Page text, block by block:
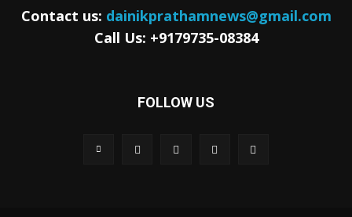
Contact us: dainikprathamnews@gmail.com
Call Us: +9179735-08384
FOLLOW US